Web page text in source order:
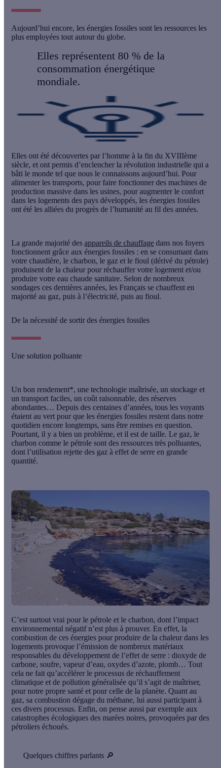
Aujourd’hui encore, les énergies fossiles sont les ressources les
plus employées tout autour du globe.
Elles représentent 80 % de la
consommation énergétique
mondiale.
Elles ont été découvertes par l’homme à la fin du XVIIIème
siècle, et ont permis d’enclencher la révolution industrielle qui a
bâti le monde tel que nous le connaissons aujourd’hui. Pour
alimenter les transports, pour faire fonctionner des machines de
production massive dans les usines, pour augmenter le confort
dans les logements des pays développés, les énergies fossiles
ont été les alliées du progrès de l’humanité au fil des années.
La grande majorité des appareils de chauffage dans nos foyers
fonctionnent grâce aux énergies fossiles : en se consumant dans
votre chaudière, le charbon, le gaz et le fioul (dérivé du pétrole)
produisent de la chaleur pour réchauffer votre logement et/ou
produire votre eau chaude sanitaire. Selon de nombreux
sondages ces dernières années, les Français se chauffent en
majorité au gaz, puis à l’électricité, puis au fioul.
De la nécessité de sortir des énergies fossiles
Une solution polluante
Un bon rendement*, une technologie maîtrisée, un stockage et
un transport faciles, un coût raisonnable, des réserves
abondantes… Depuis des centaines d’années, tous les voyants
étaient au vert pour que les énergies fossiles restent dans notre
quotidien encore longtemps, sans être remises en question.
Pourtant, il y a bien un problème, et il est de taille. Le gaz, le
charbon comme le pétrole sont des ressources très polluantes,
dont l’utilisation rejette des gaz à effet de serre en grande
quantité.
C’est surtout vrai pour le pétrole et le charbon, dont l’impact
environnemental négatif n’est plus à prouver. En effet, la
combustion de ces énergies pour produire de la chaleur dans les
logements provoque l’émission de nombreux matériaux
responsables du développement de l’effet de serre : dioxyde de
carbone, soufre, vapeur d’eau, oxydes d’azote, plomb… Tout
cela ne fait qu’accélérer le processus de réchauffement
climatique et de pollution généralisée qu’il s’agit de maîtriser,
pour notre propre santé et pour celle de la planète. Quant au
gaz, sa combustion dégage du méthane, lui aussi participant à
ces divers processus. Enfin, on pense aussi par exemple aux
catastrophes écologiques des marées noires, provoquées par des
pétroliers échoués.
Quelques chiffres parlants 🔎